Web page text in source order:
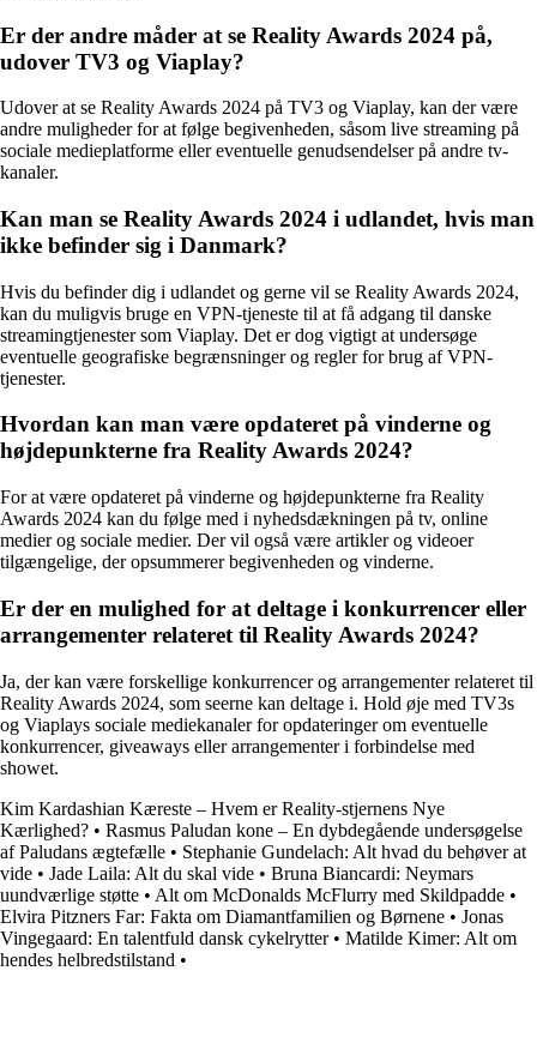
Er der andre måder at se Reality Awards 2024 på,
udover TV3 og Viaplay?
Udover at se Reality Awards 2024 på TV3 og Viaplay, kan der være
andre muligheder for at følge begivenheden, såsom live streaming på
sociale medieplatforme eller eventuelle genudsendelser på andre tv-
kanaler.
Kan man se Reality Awards 2024 i udlandet, hvis man
ikke befinder sig i Danmark?
Hvis du befinder dig i udlandet og gerne vil se Reality Awards 2024,
kan du muligvis bruge en VPN-tjeneste til at få adgang til danske
streamingtjenester som Viaplay. Det er dog vigtigt at undersøge
eventuelle geografiske begrænsninger og regler for brug af VPN-
tjenester.
Hvordan kan man være opdateret på vinderne og
højdepunkterne fra Reality Awards 2024?
For at være opdateret på vinderne og højdepunkterne fra Reality
Awards 2024 kan du følge med i nyhedsdækningen på tv, online
medier og sociale medier. Der vil også være artikler og videoer
tilgængelige, der opsummerer begivenheden og vinderne.
Er der en mulighed for at deltage i konkurrencer eller
arrangementer relateret til Reality Awards 2024?
Ja, der kan være forskellige konkurrencer og arrangementer relateret til
Reality Awards 2024, som seerne kan deltage i. Hold øje med TV3s
og Viaplays sociale mediekanaler for opdateringer om eventuelle
konkurrencer, giveaways eller arrangementer i forbindelse med
showet.
Kim Kardashian Kæreste – Hvem er Reality-stjernens Nye
Kærlighed? • Rasmus Paludan kone – En dybdegående undersøgelse
af Paludans ægtefælle • Stephanie Gundelach: Alt hvad du behøver at
vide • Jade Laila: Alt du skal vide • Bruna Biancardi: Neymars
uundværlige støtte • Alt om McDonalds McFlurry med Skildpadde •
Elvira Pitzners Far: Fakta om Diamantfamilien og Børnene • Jonas
Vingegaard: En talentfuld dansk cykelrytter• Matilde Kimer: Alt om
hendes helbredstilstand •